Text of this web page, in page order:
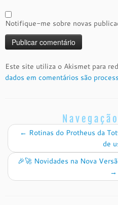
Notifique-me sobre novas
Este site utiliza o Akismet para
dados em comentários são
← Rotinas do Protheus da
de
🎉🚀 Novidades na Nova
→